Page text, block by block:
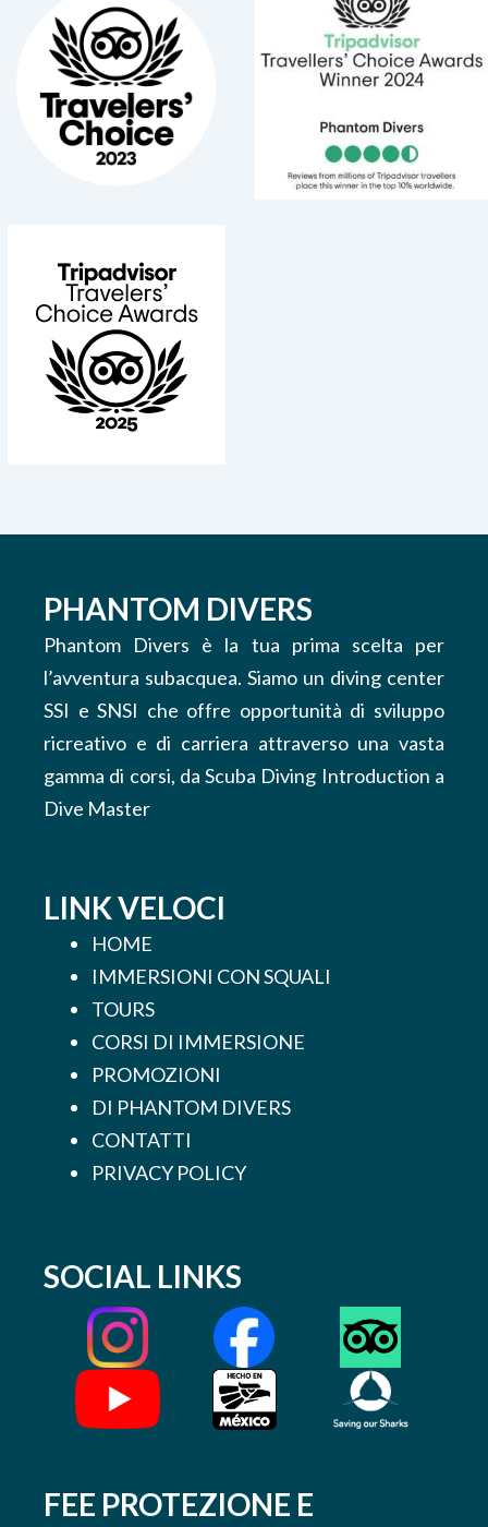
PHANTOM DIVERS
Phantom Divers è la tua prima scelta per
l’avventura subacquea. Siamo un diving center
SSI e SNSI che offre opportunità di sviluppo
ricreativo e di carriera attraverso una vasta
gamma di corsi, da Scuba Diving Introduction a
Dive Master
LINK VELOCI
HOME
IMMERSIONI CON SQUALI
TOURS
CORSI DI IMMERSIONE
PROMOZIONI
DI PHANTOM DIVERS
CONTATTI
PRIVACY POLICY
SOCIAL LINKS
FEE PROTEZIONE E